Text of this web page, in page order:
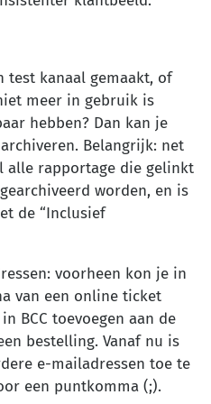
test kanaal gemaakt, of
meer in gebruik is
hebben? Dan kan je
Belangrijk: net
alle rapportage die gelinkt
worden, en is
de “Inclusief
voorheen kon je in
van een online ticket
BCC toevoegen aan de
bestelling. Vanaf nu is
e-mailadressen toe te
een puntkomma (;).